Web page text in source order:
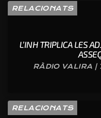
RELACIONATS
L’INH TRIPLICA LES
RÀDIO VALIRA
RELACIONATS